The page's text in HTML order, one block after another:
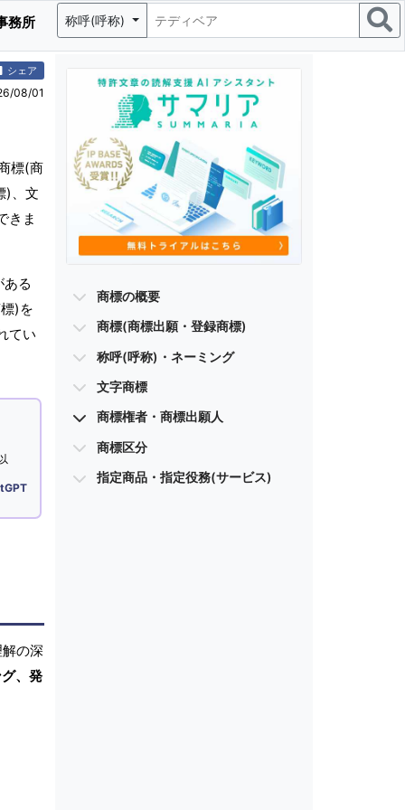
務所 称呼(呼称)
シェア
08/01
標(商
)、文
きま
る
)を
てい
の深
、発
商標の概要
商標(商標出願・登録商標)
称呼(呼称)・ネーミング
文字商標
商標権者・商標出願人
商標区分
指定商品・指定役務(サービス)